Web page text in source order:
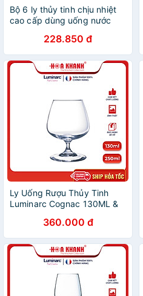
Bộ 6 ly thủy tinh chịu nhiệt
cao cấp dùng uống nước
đồng trắng không viền vàng
365ml
228.850 đ
Ly Uống Rượu Thủy Tinh
Luminarc Cognac 130ML &
360.000 đ